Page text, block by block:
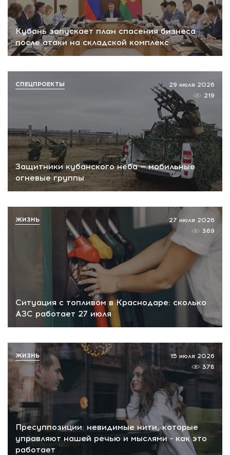
Кубань запускает план спасения бизнеса
после атаки на складской комплекс
Защитники кубанского неба — мобильные
огневые группы
29 июля 2026
219
СПЕЦПРОЕКТЫ
Ситуация с топливом в Краснодаре: сколько
АЗС работает 27 июля
27 июля 2026
369
ЖИЗНЬ
Пресуппозиции: невидимые нити, которые
управляют нашей речью и мыслями - как это
работает
15 июля 2026
378
ЖИЗНЬ